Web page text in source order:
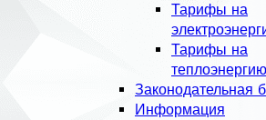
Тарифы на
Тарифы на
теплоэнергию
Законодательная
Информация